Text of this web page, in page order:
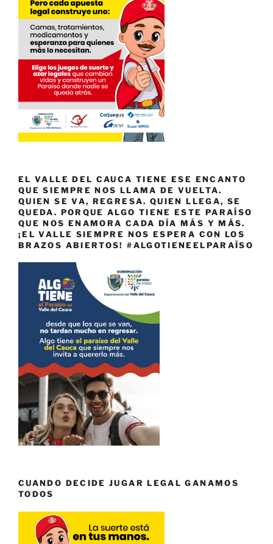
EL VALLE DEL CAUCA TIENE ESE ENCANTO
QUE SIEMPRE NOS LLAMA DE VUELTA.
QUIEN SE VA, REGRESA. QUIEN LLEGA, SE
QUEDA. PORQUE ALGO TIENE ESTE PARAÍSO
QUE NOS ENAMORA CADA DÍA MÁS Y MÁS.
¡EL VALLE SIEMPRE NOS ESPERA CON LOS
BRAZOS ABIERTOS! #ALGOTIENEELPARAÍSO
CUANDO DECIDE JUGAR LEGAL GANAMOS
TODOS